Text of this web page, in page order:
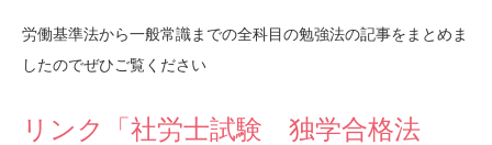
労働基準法から一般常識までの全科目の勉強法の記事をまとめま
したのでぜひご覧ください
リンク「社労士試験 独学合格法